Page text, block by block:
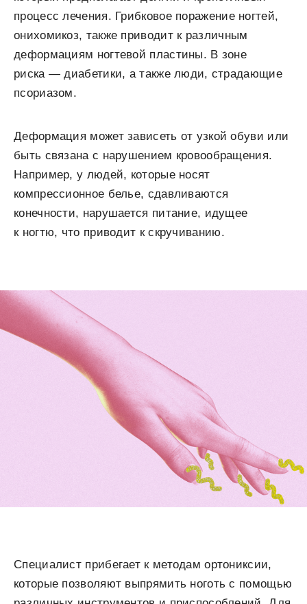
процесс лечения. Грибковое поражение ногтей,
онихомикоз, также приводит к различным
деформациям ногтевой пластины. В зоне
риска — диабетики, а также люди, страдающие
псориазом.
Деформация может зависеть от узкой обуви или
быть связана с нарушением кровообращения.
Например, у людей, которые носят
компрессионное белье, сдавливаются
конечности, нарушается питание, идущее
к ногтю, что приводит к скручиванию.
Специалист прибегает к методам ортониксии,
которые позволяют выпрямить ноготь с помощью